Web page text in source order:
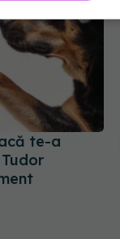
te-a